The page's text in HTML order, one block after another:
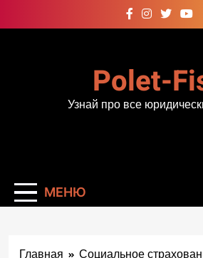
к
Polet-
Узнай про все
МЕНЮ